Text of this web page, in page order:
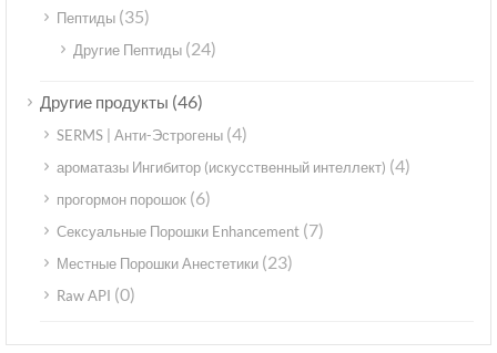
Пептиды (35)
Другие Пептиды (24)
Другие продукты (46)
SERMS | Анти-Эстрогены (4)
ароматазы Ингибитор (искусственный интеллект) (4)
прогормон порошок (6)
Сексуальные Порошки Enhancement (7)
Местные Порошки Анестетики (23)
Raw API (0)